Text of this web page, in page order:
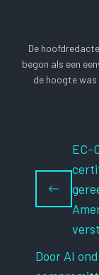
De
begon als een
de hoogte
EC-
Door AI